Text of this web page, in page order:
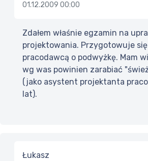
01.12.2009 00:00
Zdałem właśnie egzamin na
projektowania. Przygotowuje
pracodawcą o podwyżkę. Mam
wg was powinien zarabiać
(jako asystent projektanta
lat).
Łukasz